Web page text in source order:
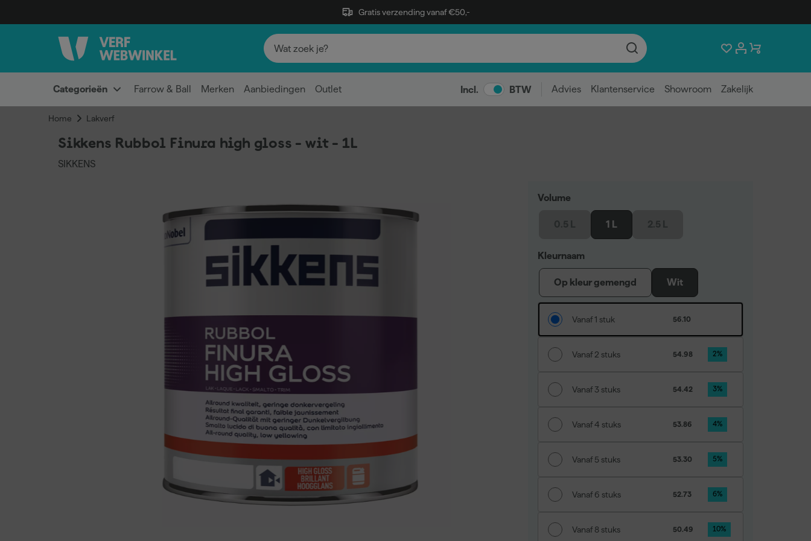
Gratis verzending vanaf €50,-
Categorieën Farrow & Ball Merken Aanbiedingen Outlet Incl. BTW Advies Klantenservice Showroom Zakelijk
Home Lakverf
Sikkens Rubbol Finura high gloss - wit - 1L
SIKKENS
Volume
1 L
Kleurnaam
Op kleur gemengd Wit
Vanaf 1 stuk 56.10
Vanaf 2 stuks 54.98 2%
Vanaf 3 stuks 54.42 3%
Vanaf 4 stuks 53.86 4%
Vanaf 5 stuks 53.30 5%
Vanaf 6 stuks 52.73 6%
Vanaf 8 stuks 50.49 10%